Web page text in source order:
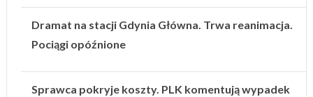
Dramat na stacji Gdynia Główna. Trwa reanimacja.
Pociągi opóźnione
Sprawca pokryje koszty. PLK komentują wypadek